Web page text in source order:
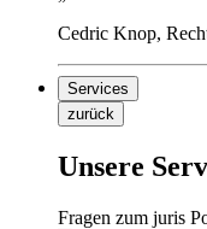
Cedric Knop,
Services
zurück
Unsere
Fragen zum juris